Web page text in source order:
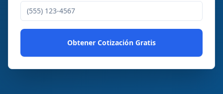
Obtener Cotización Gratis